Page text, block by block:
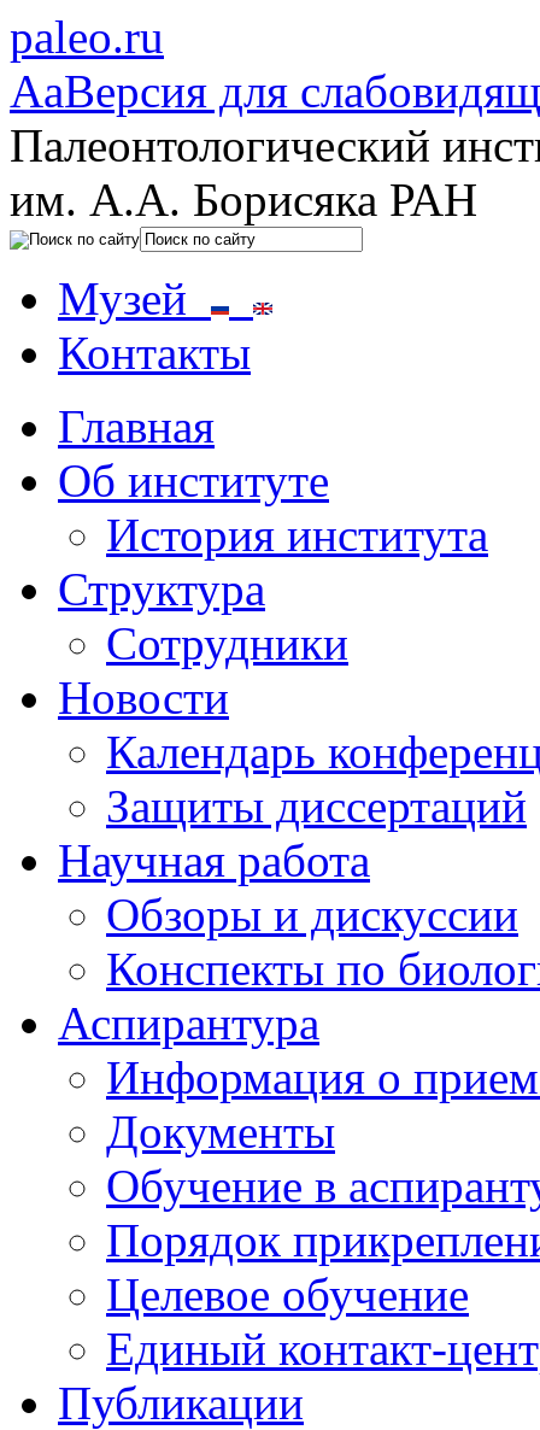
paleo.ru
AaВерсия для
Палеонтологический
им. А.А. Борисяка РАН
Музей
Контакты
Главная
Об институте
История института
Структура
Сотрудники
Новости
Календарь
Защиты диссертаций
Научная работа
Обзоры и дискуссии
Конспекты по
Аспирантура
Информация о
Документы
Обучение в
Порядок
Целевое обучение
Единый контакт-
Публикации